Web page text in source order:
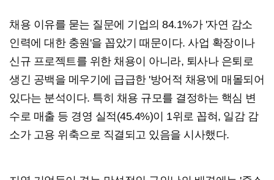
채용 이유를 묻는 질문에 기업의 84.1%가 '자연 감소
인력에 대한 충원'을 꼽았기 때문이다. 사업 확장이나
신규 프로젝트를 위한 채용이 아니라, 퇴사나 은퇴로
생긴 공백을 메우기에 급급한 '방어적 채용'에 매몰되어
있다는 분석이다. 특히 채용 규모를 결정하는 핵심 변
수로 매출 등 경영 실적(45.4%)이 1위로 꼽혀, 일감 감
소가 고용 위축으로 직결되고 있음을 시사했다.